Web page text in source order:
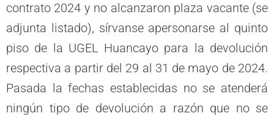
contrato 2024 y no alcanzaron plaza vacante (se
adjunta listado), sírvanse apersonarse al quinto
piso de la UGEL Huancayo para la devolución
respectiva a partir del 29 al 31 de mayo de 2024.
Pasada la fechas establecidas no se atenderá
ningún tipo de devolución a razón que no se